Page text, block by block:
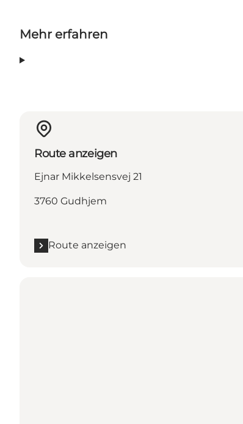
Mehr erfahren
Route anzeigen
Ejnar Mikkelsensvej 21
3760 Gudhjem
Route anzeigen